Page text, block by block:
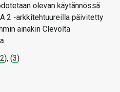
olevan käytännössä
2 -arkkitehtuureilla päivitetty
ainakin Clevolta
2), (3)